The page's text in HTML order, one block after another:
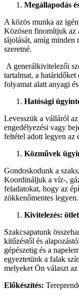
Megállapodás
A közös munka az
Közösen finomítjuk az
tájolását, amíg minden
szeretné.
A generálkivitelezői
tartalmat, a
folyamat alatt anyagi
Hatósági
Levesszük a válláról
engedélyezési vagy
feltétel adott legyen az
Közművek
Gondoskodunk a
Koordináljuk a víz-,
feladatokat, hogy az
zökkenőmentes legyen.
Kivitelezés:
Szakcsapatunk
kitűzéstől és
gépészetig és a
egyeztetünk a falak
melyeket Ön választ
Előkészítés: